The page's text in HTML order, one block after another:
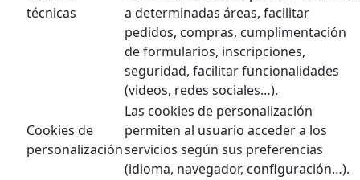
técnicas
a determinadas áreas, facilitar
pedidos, compras, cumplimentación
de formularios, inscripciones,
seguridad, facilitar funcionalidades
(videos, redes sociales…).
Cookies de
personalización
Las cookies de personalización
permiten al usuario acceder a los
servicios según sus preferencias
(idioma, navegador, configuración…).